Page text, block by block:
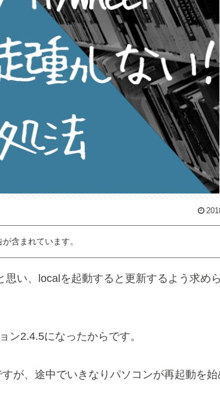
含まれています。
い、localを起動すると更新するよう求め
ン2.4.5になったからです。
が、途中でいきなりパソコンが再起動を始